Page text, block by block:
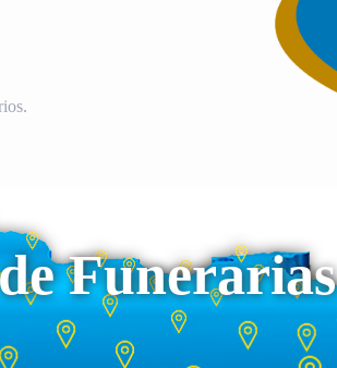
Funerarias